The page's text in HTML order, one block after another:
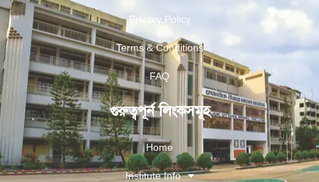
Privacy Policy
Terms & Conditions
FAQ
গুরুত্বপূর্ন লিংকসমূহ
Home
Institute Info